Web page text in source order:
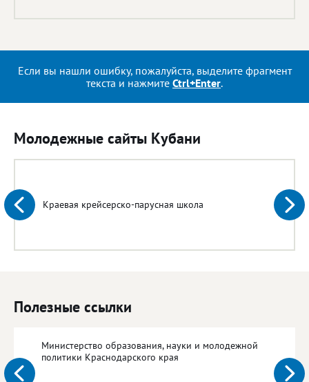
Если вы нашли ошибку, пожалуйста, выделите фрагмент
текста и нажмите Ctrl+Enter.
Молодежные сайты Кубани
Краевая крейсерско-парусная школа
Полезные ссылки
Министерство образования, науки и молодежной
политики Краснодарского края